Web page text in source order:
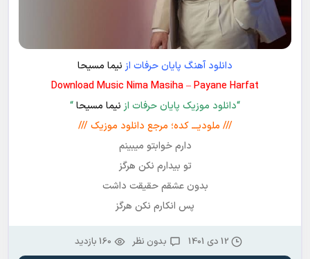
دانلود آهنگ پایان حرفات از نیما مسیحا
Download Music Nima Masiha – Payane Harfat
“دانلود موزیک پایان حرفات از نیما مسیحا“
/// ملودیـــ کده؛ مرجع دانلود موزیک ///
دارم خوابتو میبینم
تو بیدارم نکن هرگز
بدون عشقم حقیقت داشت
پس انکارم نکن هرگز
12 دی 1401 بدون نظر 160 بازدید